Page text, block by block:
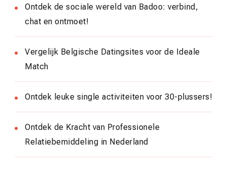
Ontdek de sociale wereld van Badoo: verbind,
chat en ontmoet!
Vergelijk Belgische Datingsites voor de Ideale
Match
Ontdek leuke single activiteiten voor 30-plussers!
Ontdek de Kracht van Professionele
Relatiebemiddeling in Nederland